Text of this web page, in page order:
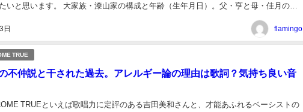
日
いと思います。 大家族・漆山家の構成と年齢（生年月日）。父・亨と母・佳月の馴
flamingo
TRUE
不仲説と干された過去。アレルギー論の理由は歌詞？気持ち良い音
TRUEといえば歌唱力に定評のある吉田美和さんと、才能あふれるベーシストの